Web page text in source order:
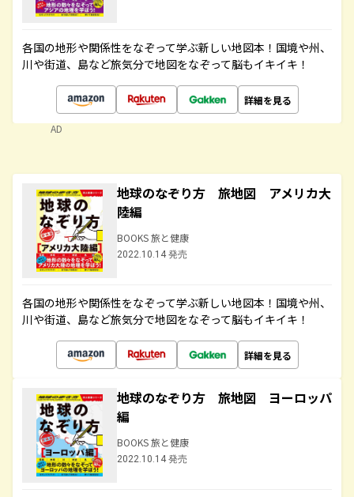
各国の地形や関係性をなぞって学ぶ新しい地図本！国境や州、
川や街道、島など旅気分で地図をなぞって脳もイキイキ！
詳細を見る
AD
地球のなぞり方 旅地図 アメリカ大
陸編
BOOKS 旅と健康
2022.10.14 発売
各国の地形や関係性をなぞって学ぶ新しい地図本！国境や州、
川や街道、島など旅気分で地図をなぞって脳もイキイキ！
詳細を見る
地球のなぞり方 旅地図 ヨーロッパ
編
BOOKS 旅と健康
2022.10.14 発売